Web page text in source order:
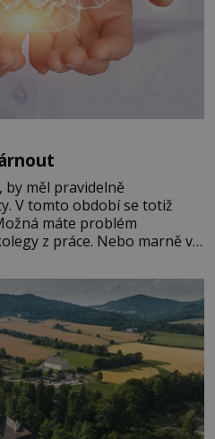
by měl pravidelně
V tomto období se totiž
máte problém
z práce. Nebo marně v
jako kdyby se paměť